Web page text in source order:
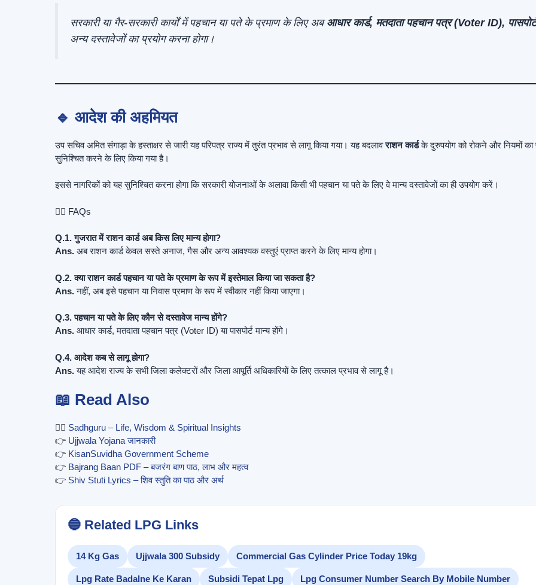
सरकारी या गैर-सरकारी कार्यों में पहचान या पते के प्रमाण के लिए अबआधार कार्ड, मतदाता पहचान पत्र (Voter ID), पासपोर्ट
अन्य दस्तावेजों का प्रयोग करना होगा।
🔹 आदेश की अहमियत
उप सचिव अमित संगाड़ा के हस्ताक्षर से जारी यह परिपत्र राज्य में तुरंत प्रभाव से लागू किया गया। यह बदलावराशन कार्डके दुरुपयोग को रोकने और नियमों का
सुनिश्चित करने के लिए किया गया है।
इससे नागरिकों को यह सुनिश्चित करना होगा कि सरकारी योजनाओं के अलावा किसी भी पहचान या पते के लिए वे मान्य दस्तावेजों का ही उपयोग करें।
🙋‍♀️ FAQs
Q.1. गुजरात में राशन कार्ड अब किस लिए मान्य होगा?
Ans. अब राशन कार्ड केवल सस्ते अनाज, गैस और अन्य आवश्यक वस्तुएं प्राप्त करने के लिए मान्य होगा।
Q.2. क्या राशन कार्ड पहचान या पते के प्रमाण के रूप में इस्तेमाल किया जा सकता है?
Ans.नहीं, अब इसे पहचान या निवास प्रमाण के रूप में स्वीकार नहीं किया जाएगा।
Q.3. पहचान या पते के लिए कौन से दस्तावेज मान्य होंगे?
Ans. आधार कार्ड, मतदाता पहचान पत्र (Voter ID) या पासपोर्ट मान्य होंगे।
Q.4. आदेश कब से लागू होगा?
Ans.यह आदेश राज्य के सभी जिला कलेक्टरों और जिला आपूर्ति अधिकारियों के लिए तत्काल प्रभाव से लागू है।
📖 Read Also
🧘‍♂️ Sadhguru – Life, Wisdom & Spiritual Insights
👉 Ujjwala Yojana जानकारी
👉 KisanSuvidha Government Scheme
👉 Bajrang Baan PDF – बजरंग बाण पाठ, लाभ और महत्व
👉 Shiv Stuti Lyrics – शिव स्तुति का पाठ और अर्थ
🔵 Related LPG Links
14 Kg Gas Ujjwala 300 Subsidy Commercial Gas Cylinder Price Today 19kg
Lpg Rate Badalne Ke Karan Subsidi Tepat Lpg Lpg Consumer Number Search By Mobile Number